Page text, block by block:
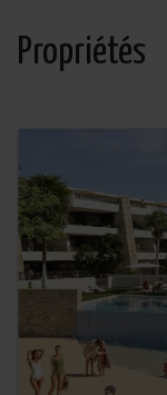
Propriétés